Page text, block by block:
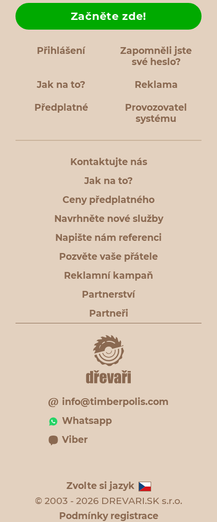
Přihlášení
Zapomněli jste
své heslo?
Jak na to?
Začněte zde!
Reklama
Předplatné
Provozovatel
systému
Kontaktujte nás
Jak na to?
Ceny předplatného
Navrhněte nové služby
Napište nám referenci
Pozvěte vaše přátele
Reklamní kampaň
Partnerství
Partneři
info@timberpolis.com
Whatsapp
Viber
Zvolte si jazyk
© 2003 - 2026 DREVARI.SK s.r.o.
Podmínky registrace